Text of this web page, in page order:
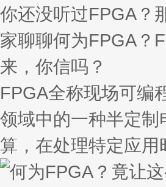
你还没听过FPGA？
家聊聊何为FPGA？
来，你信吗？
FPGA全称现场可编
领域中的一种半定
算，在处理特定应